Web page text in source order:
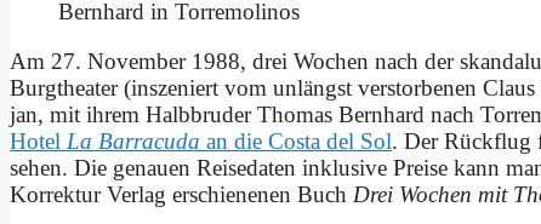
Bern­hard in Tor­re­mo­li­nos
Am 27. No­vem­ber 1988, drei Wo­chen nach der
Burg­thea­ter (in­sze­niert vom un­längst ver­stor­be­nen
jan, mit ih­rem Halb­bru­der Tho­mas Bern­hard nach
Ho­tel La Bar­ra­cu­da an die Co­sta del Sol. Der Rück­flug
se­hen. Die ge­nau­en Rei­se­da­ten in­klu­si­ve Prei­se kann
Kor­rek­tur Ver­lag er­schie­ne­nen Buch Drei Wo­chen mit